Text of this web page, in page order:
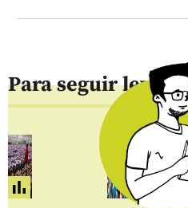
Para seguir